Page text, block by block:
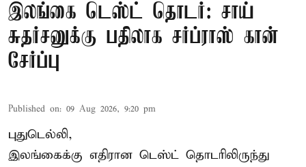
இலங்கை டெஸ்ட் தொடர்: சாய்
சுதர்சனுக்கு பதிலாக சர்ப்ராஸ் கான்
சேர்ப்பு
Published on: 09 Aug 2026, 9:20 pm
புதுடெல்லி,
இலங்கைக்கு எதிரான டெஸ்ட் தொடரிலிருந்து